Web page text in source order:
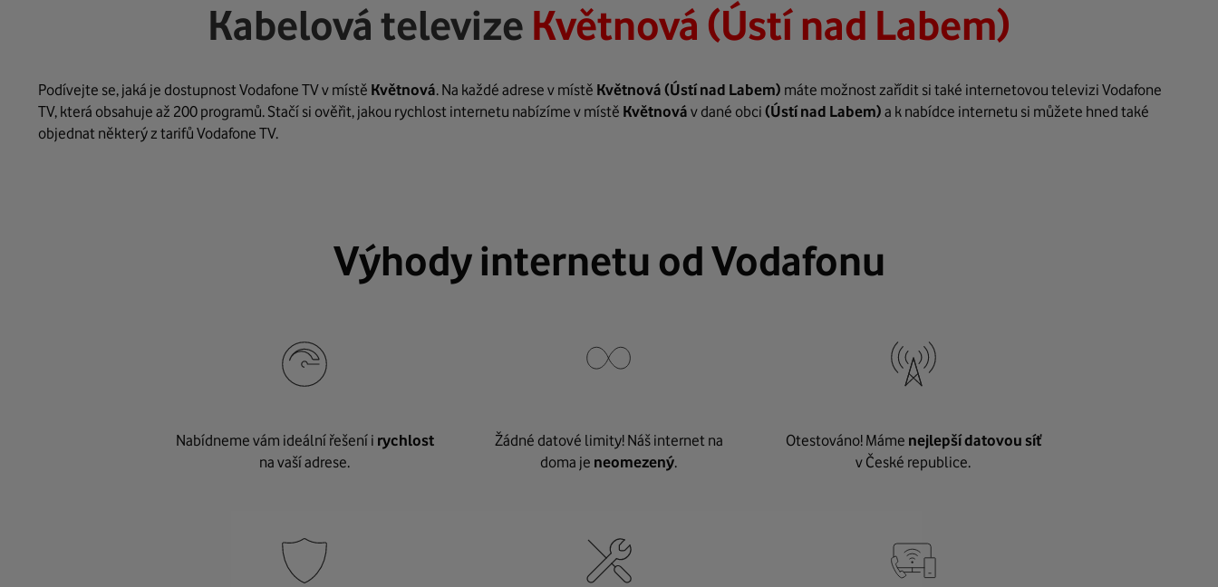
Kabelová televize Květnová (Ústí nad Labem)
Podívejte se, jaká je dostupnost Vodafone TV v místě Květnová. Na každé adrese v místě Květnová (Ústí nad Labem) máte možnost zařídit si také internetovou televizi Vodafone
TV, která obsahuje až 200 programů. Stačí si ověřit, jakou rychlost internetu nabízíme v místě Květnová v dané obci (Ústí nad Labem) a k nabídce internetu si můžete hned také
objednat některý z tarifů Vodafone TV.
Výhody internetu od Vodafonu
Nabídneme vám ideální řešení i rychlost
na vaší adrese.
Žádné datové limity! Náš internet na
doma je neomezený.
Otestováno! Máme nejlepší datovou síť
v České republice.